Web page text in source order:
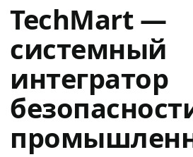
TechMart —
системный
интегратор